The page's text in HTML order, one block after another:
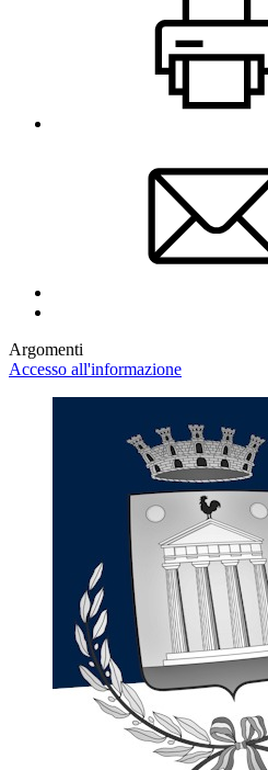
Argomenti
Accesso all'informazione